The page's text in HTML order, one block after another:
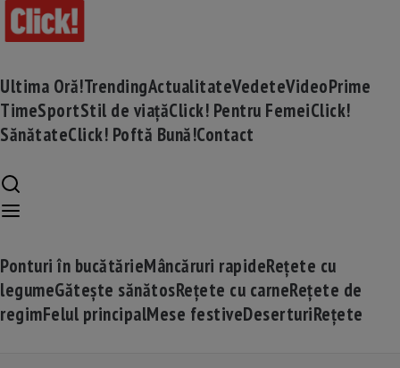
Ultima Oră!TrendingActualitateVedeteVideoPrime
TimeSportStil de viațăClick! Pentru FemeiClick!
SănătateClick! Poftă Bună!Contact
Ponturi în bucătărieMâncăruri rapideRețete cu
legumeGătește sănătosRețete cu carneRețete de
regimFelul principalMese festiveDeserturiRețete